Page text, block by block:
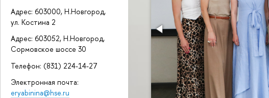
Адрес: 603000, Н.Новгород,
ул. Костина 2
Адрес: 603052, Н.Новгород,
Сормовское шоссе 30
Телефон: (831) 224-14-27
Электронная почта:
eryabinina@hse.ru